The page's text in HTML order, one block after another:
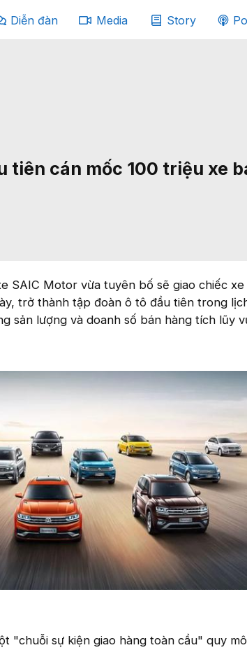
Diễn đàn Media Story
tiên cán mốc 100 triệu xe
SAIC Motor vừa tuyên bố sẽ giao chiếc xe
trở thành tập đoàn ô tô đầu tiên trong
sản lượng và doanh số bán hàng tích lũy
"chuỗi sự kiện giao hàng toàn cầu" quy